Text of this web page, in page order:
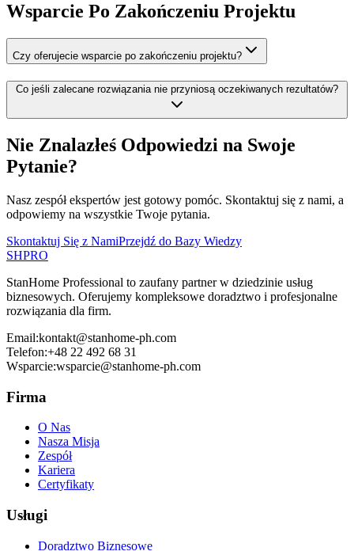
Wsparcie Po Zakończeniu Projektu
Czy oferujecie wsparcie po zakończeniu projektu?
Co jeśli zalecane rozwiązania nie przyniosą oczekiwanych rezultatów?
Nie Znalazłeś Odpowiedzi na Swoje
Pytanie?
Nasz zespół ekspertów jest gotowy pomóc. Skontaktuj się z nami, a
odpowiemy na wszystkie Twoje pytania.
Skontaktuj Się z NamiPrzejdź do Bazy Wiedzy
SHPRO
StanHome Professional to zaufany partner w dziedzinie usług
biznesowych. Oferujemy kompleksowe doradztwo i profesjonalne
rozwiązania dla firm.
Email:kontakt@stanhome-ph.com
Telefon:+48 22 492 68 31
Wsparcie:wsparcie@stanhome-ph.com
Firma
O Nas
Nasza Misja
Zespół
Kariera
Certyfikaty
Usługi
Doradztwo Biznesowe